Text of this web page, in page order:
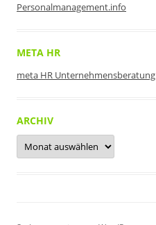
Personalmanagement.info
META HR
meta HR Unternehmensberatung
ARCHIV
Archiv